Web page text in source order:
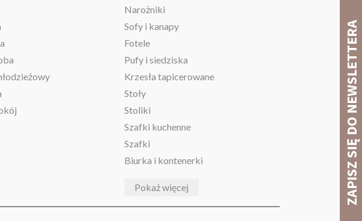
Narożniki
Sofy i kanapy
Fotele
Pufy i siedziska
Krzesła tapicerowane
Stoły
Stoliki
Szafki kuchenne
Szafki
Biurka i kontenerki
Pokaż więcej